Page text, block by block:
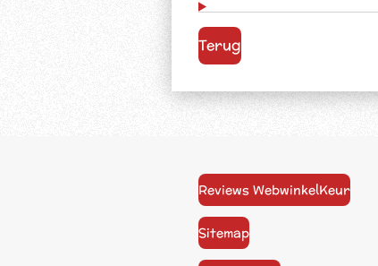
Terug
Reviews WebwinkelKeur
Sitemap